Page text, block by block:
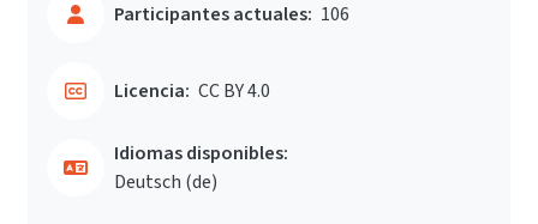
Participantes actuales: 106
Licencia: CC BY 4.0
Idiomas disponibles:
Deutsch ‎(de)‎